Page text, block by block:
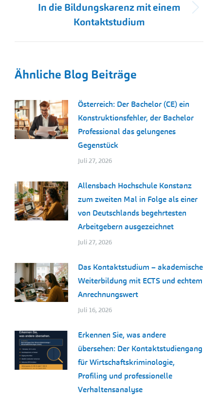
Nächster
Beitrag:
In die Bildungskarenz mit einem
Kontaktstudium
Ähnliche Blog Beiträge
Österreich: Der Bachelor (CE) ein
Konstruktionsfehler, der Bachelor
Professional das gelungenes
Gegenstück
Juli 27, 2026
Allensbach Hochschule Konstanz
zum zweiten Mal in Folge als einer
von Deutschlands begehrtesten
Arbeitgebern ausgezeichnet
Juli 27, 2026
Das Kontaktstudium – akademische
Weiterbildung mit ECTS und echtem
Anrechnungswert
Juli 16, 2026
Erkennen Sie, was andere
übersehen: Der Kontaktstudiengang
für Wirtschaftskriminologie,
Profiling und professionelle
Verhaltensanalyse